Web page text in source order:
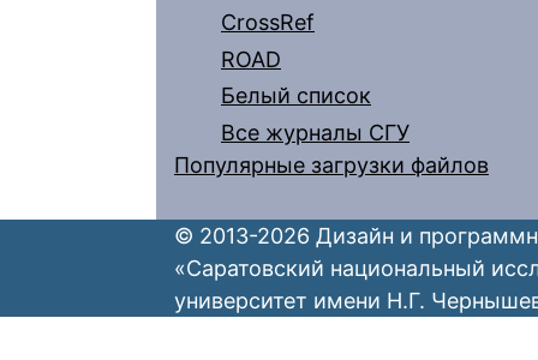
CrossRef
ROAD
Белый список
Все журналы СГУ
Популярные загрузки файлов
© 2013-2026 Дизайн и
«Саратовский национальный
университет имени Н.Г.